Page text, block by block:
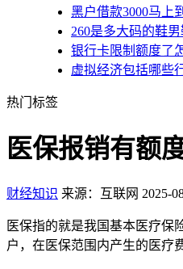
黑户借款3000马上
260是多大码的鞋
银行卡限制额度了
虚拟经济包括哪些
热门标签
医保报销有额
财经知识 来源：互联网 2025-
医保指的就是我国基本医疗保
户，在医保范围内产生的医疗